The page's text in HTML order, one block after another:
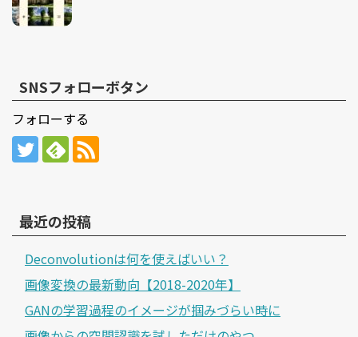
SNSフォローボタン
フォローする
最近の投稿
Deconvolutionは何を使えばいい？
画像変換の最新動向【2018-2020年】
GANの学習過程のイメージが掴みづらい時に